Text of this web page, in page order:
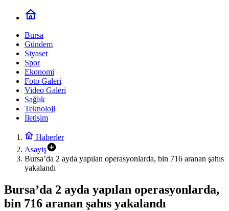
Bursa
Gündem
Siyaset
Spor
Ekonomi
Foto Galeri
Video Galeri
Sağlık
Teknoloji
İletişim
Haberler
Asayiş
Bursa’da 2 ayda yapılan operasyonlarda, bin 716 aranan şahıs
yakalandı
Bursa’da 2 ayda yapılan operasyonlarda,
bin 716 aranan şahıs yakalandı